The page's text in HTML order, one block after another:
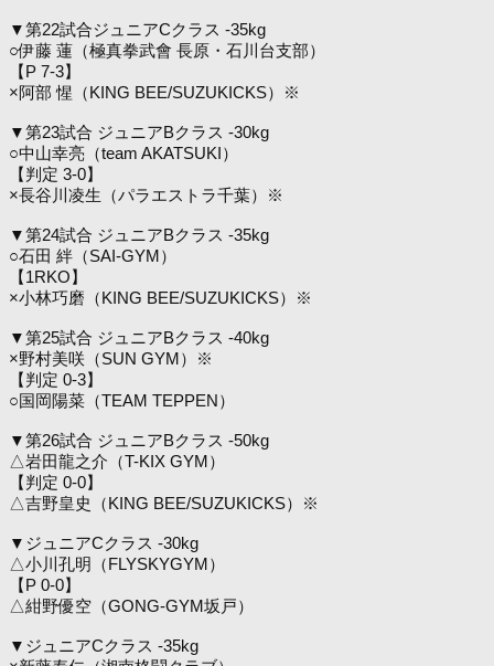
▼第22試合ジュニアCクラス -35kg
○伊藤 蓮（極真拳武會 長原・石川台支部）
【P 7-3】
×阿部 惺（KING BEE/SUZUKICKS）※
▼第23試合 ジュニアBクラス -30kg
○中山幸亮（team AKATSUKI）
【判定 3-0】
×長谷川凌生（パラエストラ千葉）※
▼第24試合 ジュニアBクラス -35kg
○石田 絆（SAI-GYM）
【1RKO】
×小林巧磨（KING BEE/SUZUKICKS）※
▼第25試合 ジュニアBクラス -40kg
×野村美咲（SUN GYM）※
【判定 0-3】
○国岡陽菜（TEAM TEPPEN）
▼第26試合 ジュニアBクラス -50kg
△岩田龍之介（T-KIX GYM）
【判定 0-0】
△吉野皇史（KING BEE/SUZUKICKS）※
▼ジュニアCクラス -30kg
△小川孔明（FLYSKYGYM）
【P 0-0】
△紺野優空（GONG-GYM坂戸）
▼ジュニアCクラス -35kg